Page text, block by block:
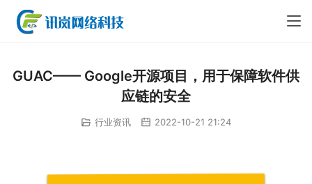
GUAC—— Google开源项目，用于保障软件供
应链的安全
行业资讯 2022-10-21 21:24